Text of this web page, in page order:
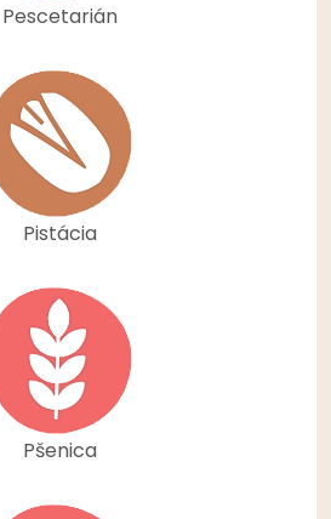
Pescetarián
Pistácia
Pšenica